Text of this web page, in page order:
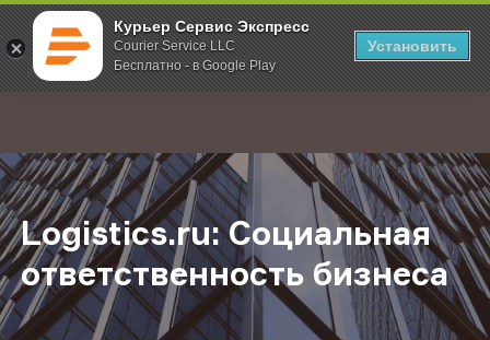
Курьер Сервис Экспресс
Courier Service LLC
Бесплатно - в Google Play
Установить
; Главная О компании Новости Logistics.ru: Социальная
Logistics.ru: Социальная
ответственность бизнеса